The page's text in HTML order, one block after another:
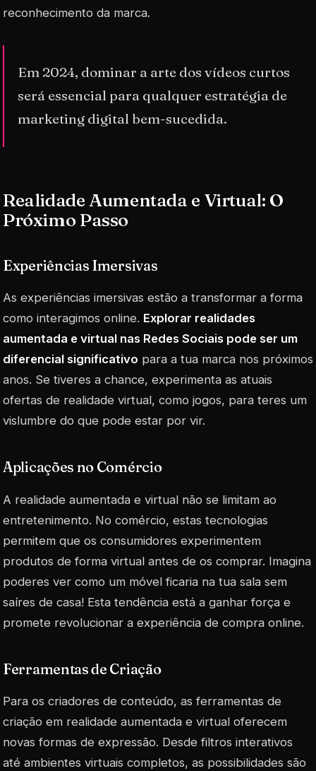
reconhecimento da marca.
Em 2024, dominar a arte dos vídeos curtos
será essencial para qualquer estratégia de
marketing digital bem-sucedida.
Realidade Aumentada e Virtual: O
Próximo Passo
Experiências Imersivas
As experiências imersivas estão a transformar a forma
como interagimos online. Explorar realidades
aumentada e virtual nas Redes Sociais pode ser um
diferencial significativo para a tua marca nos próximos
anos. Se tiveres a chance, experimenta as atuais
ofertas de realidade virtual, como jogos, para teres um
vislumbre do que pode estar por vir.
Aplicações no Comércio
A realidade aumentada e virtual não se limitam ao
entretenimento. No comércio, estas tecnologias
permitem que os consumidores experimentem
produtos de forma virtual antes de os comprar. Imagina
poderes ver como um móvel ficaria na tua sala sem
saíres de casa! Esta tendência está a ganhar força e
promete revolucionar a experiência de compra online.
Ferramentas de Criação
Para os criadores de conteúdo, as ferramentas de
criação em realidade aumentada e virtual oferecem
novas formas de expressão. Desde filtros interativos
até ambientes virtuais completos, as possibilidades são